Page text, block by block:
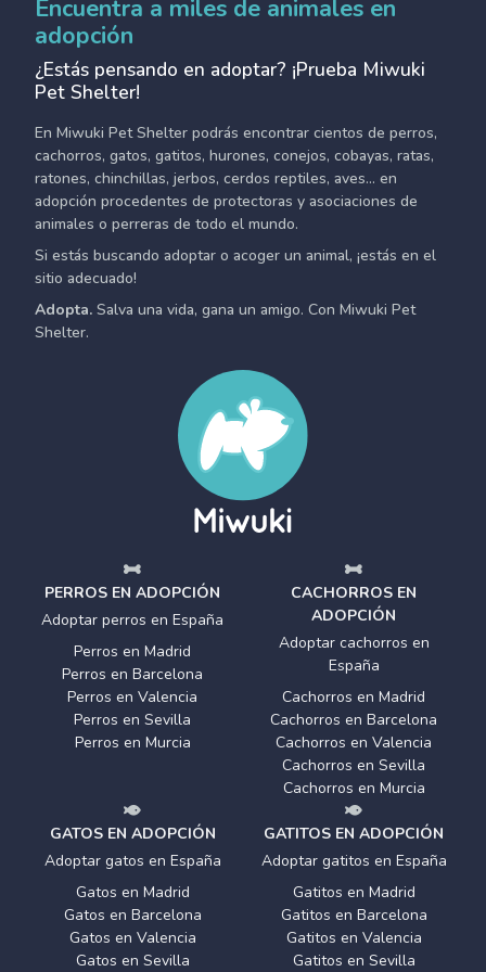
Encuentra a miles de animales en
adopción
¿Estás pensando en adoptar? ¡Prueba Miwuki
Pet Shelter!
En Miwuki Pet Shelter podrás encontrar cientos de perros,
cachorros, gatos, gatitos, hurones, conejos, cobayas, ratas,
ratones, chinchillas, jerbos, cerdos reptiles, aves... en
adopción procedentes de protectoras y asociaciones de
animales o perreras de todo el mundo.
Si estás buscando adoptar o acoger un animal, ¡estás en el
sitio adecuado!
Adopta. Salva una vida, gana un amigo. Con Miwuki Pet
Shelter.
PERROS EN ADOPCIÓN
Adoptar perros en España
Perros en Madrid
Perros en Barcelona
Perros en Valencia
Perros en Sevilla
Perros en Murcia
CACHORROS EN
ADOPCIÓN
Adoptar cachorros en
España
Cachorros en Madrid
Cachorros en Barcelona
Cachorros en Valencia
Cachorros en Sevilla
Cachorros en Murcia
GATOS EN ADOPCIÓN
Adoptar gatos en España
Gatos en Madrid
Gatos en Barcelona
Gatos en Valencia
Gatos en Sevilla
GATITOS EN ADOPCIÓN
Adoptar gatitos en España
Gatitos en Madrid
Gatitos en Barcelona
Gatitos en Valencia
Gatitos en Sevilla